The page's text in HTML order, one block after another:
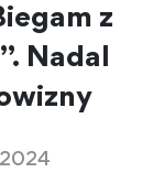
z
Nadal